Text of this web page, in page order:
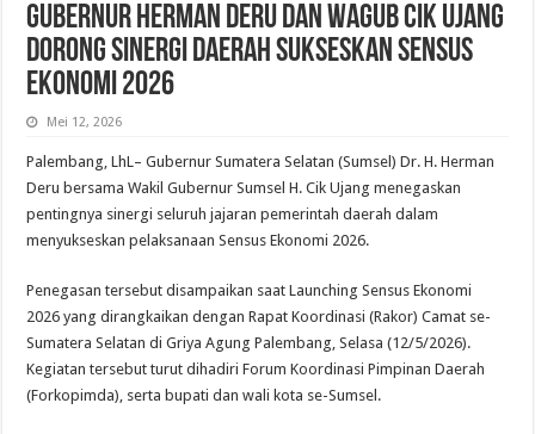
Gubernur Herman Deru dan Wagub Cik Ujang
Dorong Sinergi Daerah Sukseskan Sensus
Ekonomi 2026
Mei 12, 2026
Palembang, LhL– Gubernur Sumatera Selatan (Sumsel) Dr. H. Herman
Deru bersama Wakil Gubernur Sumsel H. Cik Ujang menegaskan
pentingnya sinergi seluruh jajaran pemerintah daerah dalam
menyukseskan pelaksanaan Sensus Ekonomi 2026.
Penegasan tersebut disampaikan saat Launching Sensus Ekonomi
2026 yang dirangkaikan dengan Rapat Koordinasi (Rakor) Camat se-
Sumatera Selatan di Griya Agung Palembang, Selasa (12/5/2026).
Kegiatan tersebut turut dihadiri Forum Koordinasi Pimpinan Daerah
(Forkopimda), serta bupati dan wali kota se-Sumsel.